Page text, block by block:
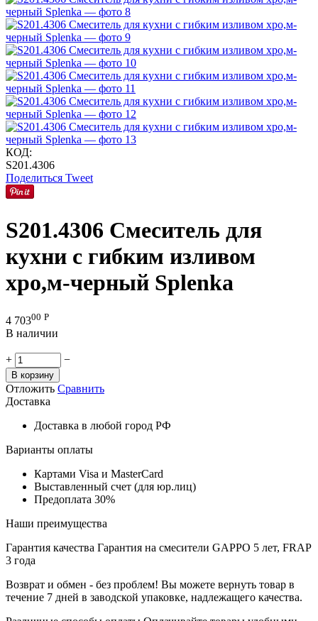
КОД:
S201.4306
Поделиться Tweet
S201.4306 Смеситель для
кухни с гибким изливом
хро,м-черный Splenka
4 70300 Р
В наличии
+ −
В корзину
Отложить Сравнить
Доставка
Доставка в любой город РФ
Варианты оплаты
Картами Visa и MasterCard
Выставленный счет (для юр.лиц)
Предоплата 30%
Наши преимущества
Гарантия качества Гарантия на смесители GAPPO 5 лет, FRAP
3 года
Возврат и обмен - без проблем! Вы можете вернуть товар в
течение 7 дней в заводской упаковке, надлежащего качества.